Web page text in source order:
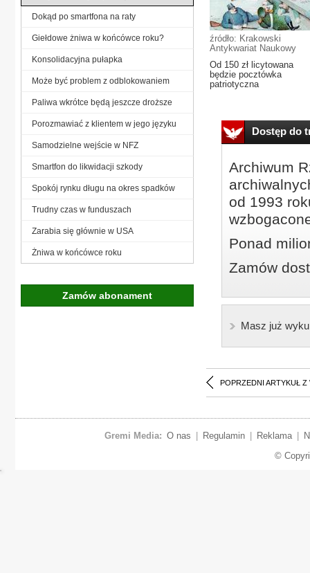
źródło: Krakowski
Antykwariat Naukowy
Od 150 zł licytowana
będzie pocztówka
patriotyczna
Dostęp do
Archiwum
od 1993
Ponad
Zamów
Masz już
POPRZEDNI ARTYKUŁ Z
Dokąd po smartfona na raty
Giełdowe żniwa w końcówce roku?
Konsolidacyjna pułapka
Może być problem z odblokowaniem
Paliwa wkrótce będą jeszcze droższe
Porozmawiać z klientem w jego języku
Samodzielne wejście w NFZ
Smartfon do likwidacji szkody
Spokój rynku długu na okres spadków
Trudny czas w funduszach
Zarabia się głównie w USA
Żniwa w końcówce roku
Zamów abonament
Gremi Media: O nas Regulamin Reklama
©